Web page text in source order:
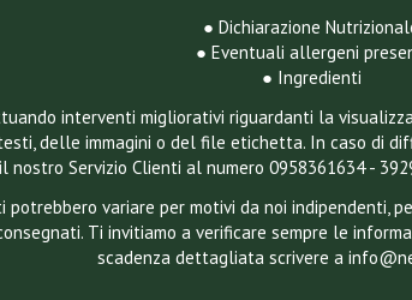
● Dichiarazione
● Eventuali allergeni
● Ingredienti
interventi migliorativi riguardanti la
delle immagini o del file etichetta. In caso di
Servizio Clienti al numero 0958361634 -
variare per motivi da noi indipendenti,
Ti invitiamo a verificare sempre le
scadenza dettagliata scrivere a